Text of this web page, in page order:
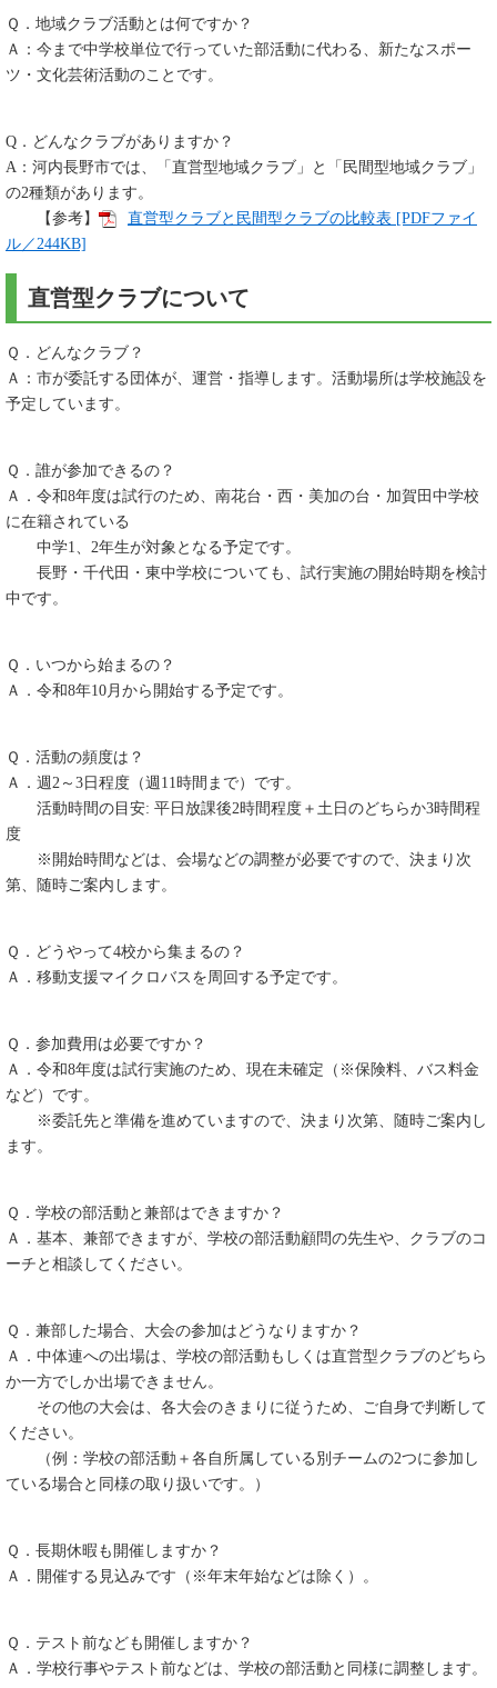
Ｑ．地域クラブ活動とは何ですか？
Ａ：今まで中学校単位で行っていた部活動に代わる、新たなスポー
ツ・文化芸術活動のことです。
Q．どんなクラブがありますか？
A：河内長野市では、「直営型地域クラブ」と「民間型地域クラブ」
の2種類があります。
【参考】
直営型クラブと民間型クラブの比較表 [PDFファイ
ル／244KB]
直営型クラブについて
Ｑ．どんなクラブ？
Ａ：市が委託する団体が、運営・指導します。活動場所は学校施設を
予定しています。
Ｑ．誰が参加できるの？
Ａ．令和8年度は試行のため、南花台・西・美加の台・加賀田中学校
に在籍されている
中学1、2年生が対象となる予定です。
長野・千代田・東中学校についても、試行実施の開始時期を検討
中です。
Ｑ．いつから始まるの？
Ａ．令和8年10月から開始する予定です。
Ｑ．活動の頻度は？
Ａ．週2～3日程度（週11時間まで）です。
活動時間の目安: 平日放課後2時間程度＋土日のどちらか3時間程
度
※開始時間などは、会場などの調整が必要ですので、決まり次
第、随時ご案内します。
Ｑ．どうやって4校から集まるの？
Ａ．移動支援マイクロバスを周回する予定です。
Ｑ．参加費用は必要ですか？
Ａ．令和8年度は試行実施のため、現在未確定（※保険料、バス料金
など）です。
※委託先と準備を進めていますので、決まり次第、随時ご案内し
ます。
Ｑ．学校の部活動と兼部はできますか？
Ａ．基本、兼部できますが、学校の部活動顧問の先生や、クラブのコ
ーチと相談してください。
Ｑ．兼部した場合、大会の参加はどうなりますか？
Ａ．中体連への出場は、学校の部活動もしくは直営型クラブのどちら
か一方でしか出場できません。
その他の大会は、各大会のきまりに従うため、ご自身で判断して
ください。
（例：学校の部活動＋各自所属している別チームの2つに参加し
ている場合と同様の取り扱いです。）
Ｑ．長期休暇も開催しますか？
Ａ．開催する見込みです（※年末年始などは除く）。
Ｑ．テスト前なども開催しますか？
Ａ．学校行事やテスト前などは、学校の部活動と同様に調整します。